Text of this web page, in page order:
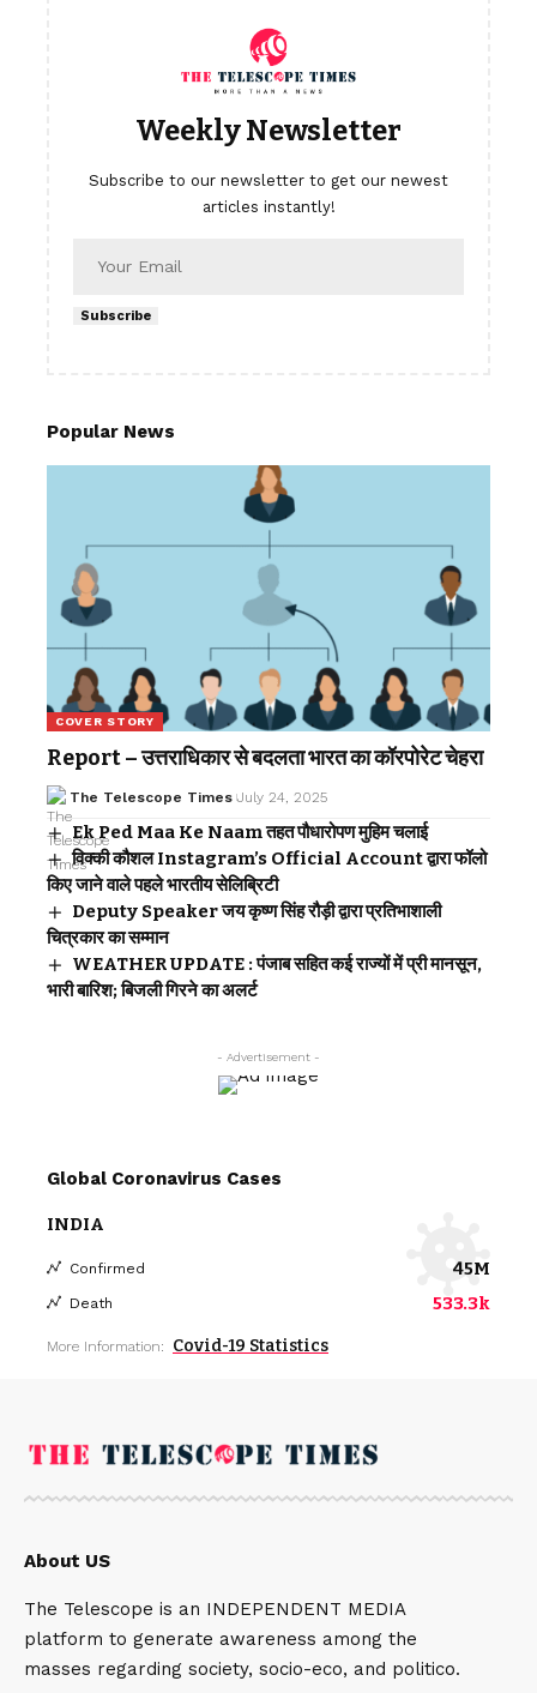
Weekly Newsletter
Subscribe to our newsletter to get our newest
articles instantly!
Subscribe
Popular News
COVER STORY
Report – उत्तराधिकार से बदलता भारत का कॉरपोरेट चेहरा
The Telescope Times July 24, 2025
Ek Ped Maa Ke Naam तहत पौधारोपण मुहिम चलाई
विक्की कौशल Instagram’s Official Account द्वारा फॉलो
किए जाने वाले पहले भारतीय सेलिब्रिटी
Deputy Speaker जय कृष्ण सिंह रौड़ी द्वारा प्रतिभाशाली
चित्रकार का सम्मान
WEATHER UPDATE : पंजाब सहित कई राज्यों में प्री मानसून,
भारी बारिश; बिजली गिरने का अलर्ट
- Advertisement -
Global Coronavirus Cases
INDIA
Confirmed 45M
Death 533.3k
More Information: Covid-19 Statistics
About US
The Telescope is an INDEPENDENT MEDIA
platform to generate awareness among the
masses regarding society, socio-eco, and politico.